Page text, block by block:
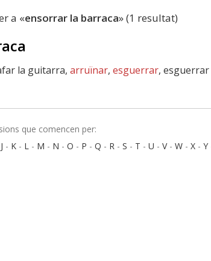
a «ensorrar la barraca» (1 resultat)
la guitarra, arruïnar, esguerrar,
que comencen per:
J - K - L - M - N - O - P - Q - R - S - T - U - V- W - X - Y